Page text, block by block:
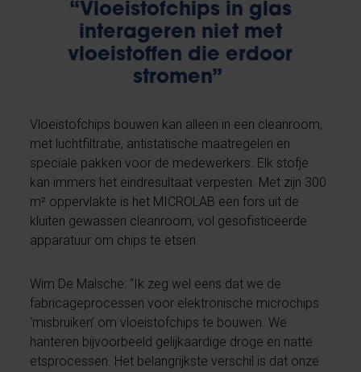
“Vloeistofchips in glas
interageren niet met
vloeistoffen die erdoor
stromen”
Vloeistofchips bouwen kan alleen in een cleanroom,
met luchtfiltratie, antistatische maatregelen en
speciale pakken voor de medewerkers. Elk stofje
kan immers het eindresultaat verpesten. Met zijn 300
m² oppervlakte is het MICROLAB een fors uit de
kluiten gewassen cleanroom, vol gesofisticeerde
apparatuur om chips te etsen.
Wim De Malsche: “Ik zeg wel eens dat we de
fabricageprocessen voor elektronische microchips
‘misbruiken’ om vloeistofchips te bouwen. We
hanteren bijvoorbeeld gelijkaardige droge en natte
etsprocessen. Het belangrijkste verschil is dat onze